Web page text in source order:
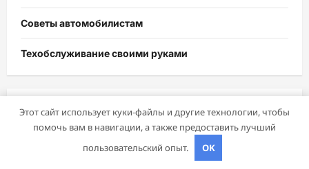
Советы автомобилистам
Техобслуживание своими руками
Возможно, вы пропустили
Этот сайт использует куки-файлы и другие технологии, чтобы
помочь вам в навигации, а также предоставить лучший
пользовательский опыт.
OK